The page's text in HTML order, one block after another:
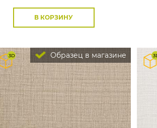
В КОРЗИНУ
Образец в магазине